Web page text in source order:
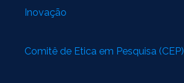
Inovação
Comitê de Ética em Pesquisa (CEP)